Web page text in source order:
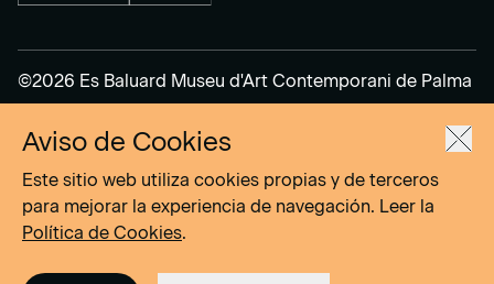
©2026 Es Baluard Museu d'Art Contemporani de Palma
Aviso Legal
Política de Privacidad
Política de cookies
Site byDOMO–A
Aviso de Cookies
Este sitio web utiliza cookies propias y de terceros
para mejorar la experiencia de navegación. Leer la
Política de Cookies.